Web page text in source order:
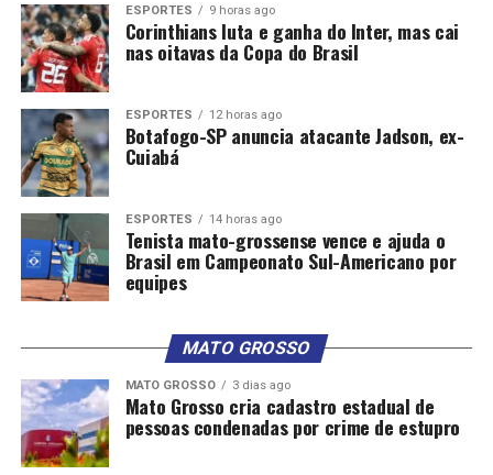
ESPORTES 9 horas ago
Corinthians luta e ganha do Inter, mas cai
nas oitavas da Copa do Brasil
ESPORTES 12 horas ago
Botafogo-SP anuncia atacante Jadson, ex-
Cuiabá
ESPORTES 14 horas ago
Tenista mato-grossense vence e ajuda o
Brasil em Campeonato Sul-Americano por
equipes
MATO GROSSO
MATO GROSSO 3 dias ago
Mato Grosso cria cadastro estadual de
pessoas condenadas por crime de estupro